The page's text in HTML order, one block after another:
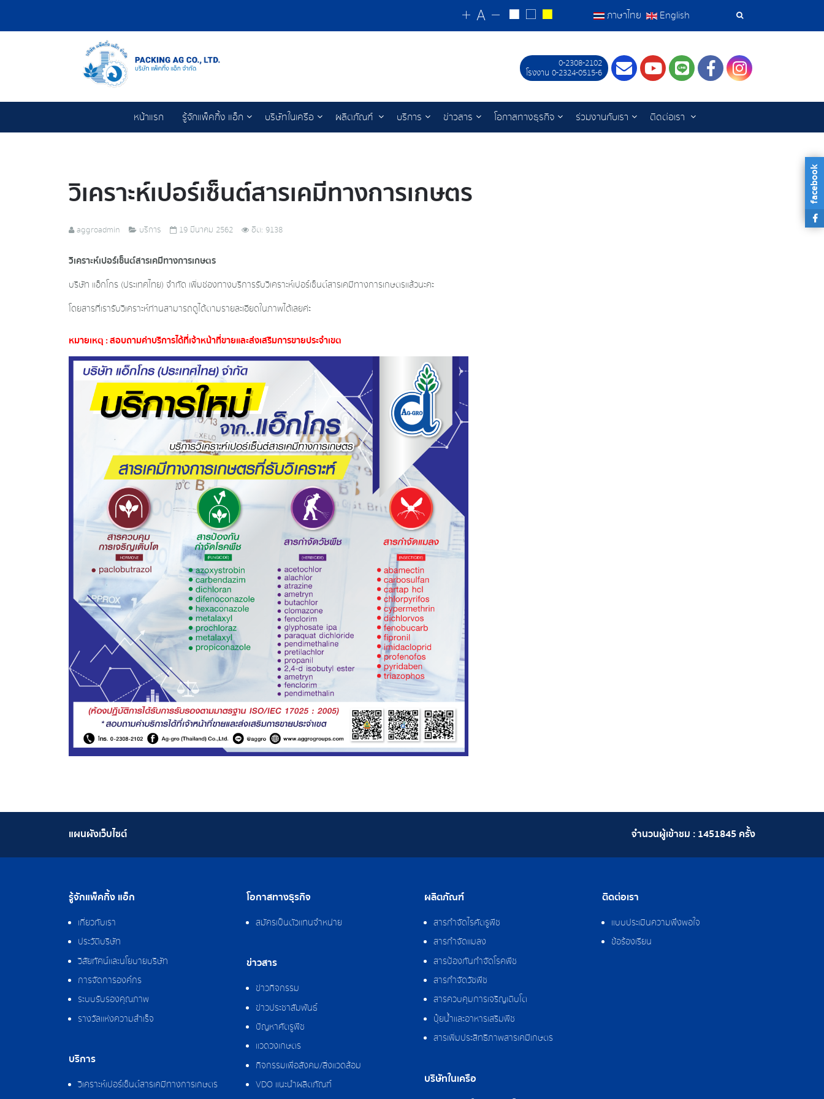
เครื่อง
ค้นหา
ภาษาไทย English
0-2308-2102
โรงงาน 0-2324-0515-6
ContactYoutube
LINEFacebookInstagram
หน้าแรก รู้จักแพ็คกิ้ง แอ็ก บริษัทในเครือ ผลิตภัณฑ์ บริการ ข่าวสาร โอกาสทางธุรกิจ ร่วมงานกับเรา ติดต่อเรา
วิเคราะห์เปอร์เซ็นต์สารเคมีทางการเกษตร
aggroadmin บริการ 19 มีนาคม 2562 ฮิต: 9138
วิเคราะห์เปอร์เซ็นต์สารเคมีทางการเกษตร
บริษัท แอ็กโกร (ประเทศไทย) จำกัด เพิ่มช่องทางบริการรับวิเคราะห์เปอร์เซ็นต์สารเคมีทางการเกษตรแล้วนะคะ
โดยสารที่เรารับวิเคราะห์ท่านสามารถดูได้ตามรายละเอียดในภาพได้เลยค่ะ
หมายเหตุ : สอบถามค่าบริการได้ที่เจ้าหน้าที่ขายและส่งเสริมการขายประจำเขต
จำนวนผู้เข้าชม : 1451845 ครั้ง
แผนผังเว็บไซต์
รู้จักแพ็คกิ้ง แอ็ก
เกี่ยวกับเรา
ประวัติบริษัท
วิสัยทัศน์และนโยบายบริษัท
การจัดการองค์กร
ระบบรับรองคุณภาพ
รางวัลแห่งความสำเร็จ
บริการ
วิเคราะห์เปอร์เซ็นต์สารเคมีทางการเกษตร
โอกาสทางธุรกิจ
สมัครเป็นตัวแทนจำหน่าย
ข่าวสาร
ข่าวกิจกรรม
ข่าวประชาสัมพันธ์
ปัญหาศัตรูพืช
แวดวงเกษตร
กิจกรรมเพื่อสังคม/สิ่งแวดล้อม
VDO แนะนำผลิตภัณฑ์
ผลิตภัณฑ์
สารกำจัดไรศัตรูพืช
สารกำจัดแมลง
สารป้องกันกำจัดโรคพืช
สารกำจัดวัชพืช
สารควบคุมการเจริญเติบโต
ปุ๋ยน้ำและอาหารเสริมพืช
สารเพิ่มประสิทธิภาพสารเคมีเกษตร
บริษัทในเครือ
ติดต่อเรา
แบบประเมินความพึงพอใจ
ข้อร้องเรียน
facebook